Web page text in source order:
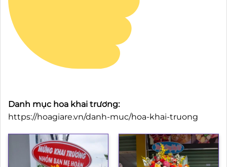
Danh mục hoa khai trương:
https://hoagiare.vn/danh-muc/hoa-khai-truong